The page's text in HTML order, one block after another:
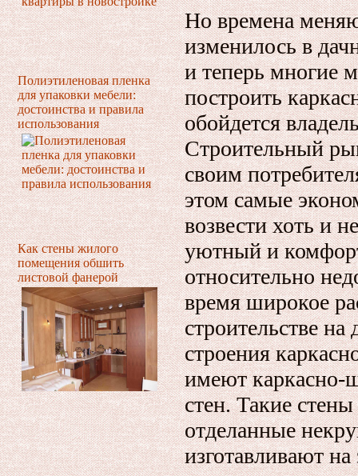
Полиэтиленовая пленка
для упаковки мебели:
достоинства и правила
использования
Как стены жилого
помещения обшить
листовой фанерой
Но времена
изменилось в
и теперь многие
построить
обойдется
Строительный
своим
этом самые
возвести хоть и
уютный и
относительно
время широкое
строительстве на
строения
имеют каркасно-
стен. Такие
отделанные
изготавливают на